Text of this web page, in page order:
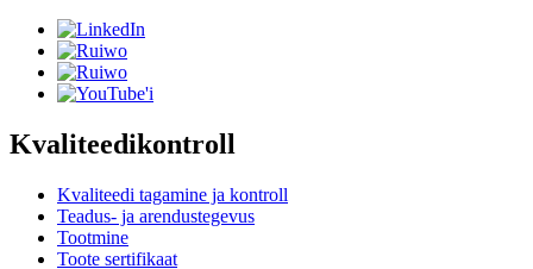
Kvaliteedikontroll
Kvaliteedi tagamine ja kontroll
Teadus- ja arendustegevus
Tootmine
Toote sertifikaat